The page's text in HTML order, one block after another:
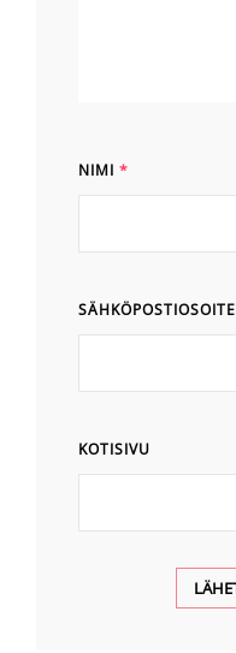
NIMI *
SÄHKÖPOSTIOSOITE
KOTISIVU